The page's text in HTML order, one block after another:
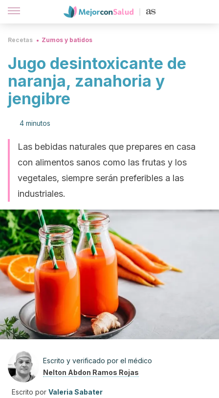
Recetas Zumos y batidos
Jugo desintoxicante de
naranja, zanahoria y
jengibre
4 minutos
Las bebidas naturales que prepares en casa
con alimentos sanos como las frutas y los
vegetales, siempre serán preferibles a las
industriales.
Escrito y verificado por el médico
Nelton Abdon Ramos Rojas
Escrito por Valeria Sabater